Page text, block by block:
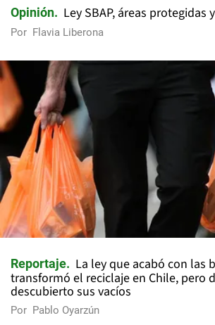
Opinión Ley SBAP, áreas protegidas
Por Flavia Liberona
Reportaje
La ley que acabó con las
transformó el reciclaje en Chile, pero
descubierto sus vacíos
Por Pablo Oyarzún